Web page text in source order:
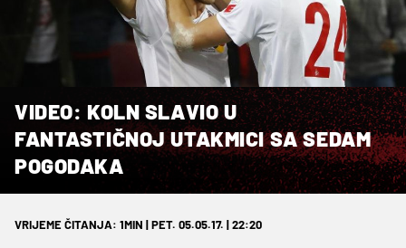
VIDEO: KOLN SLAVIO U
FANTASTIČNOJ UTAKMICI SA SEDAM
POGODAKA
VRIJEME ČITANJA: 1MIN | PET. 05.05.17. | 22:20